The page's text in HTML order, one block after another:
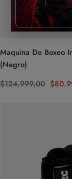
Maquina De Boxeo
(Negro)
$124.999,00 $